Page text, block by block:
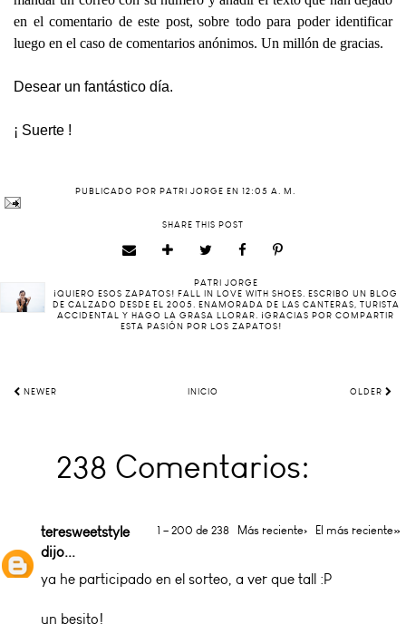
en el comentario de este post, sobre todo para poder identificar
luego en el caso de comentarios anónimos. Un millón de gracias.
Desear un fantástico día.
¡ Suerte !
PUBLICADO POR PATRI JORGE EN 12:05 A. M.
SHARE THIS POST
PATRI JORGE
¡QUIERO ESOS ZAPATOS! FALL IN LOVE WITH SHOES. ESCRIBO UN BLOG
DE CALZADO DESDE EL 2005. ENAMORADA DE LAS CANTERAS, TURISTA
ACCIDENTAL Y HAGO LA GRASA LLORAR. ¡GRACIAS POR COMPARTIR
ESTA PASIÓN POR LOS ZAPATOS!
NEWER INICIO OLDER
238 Comentarios:
1 – 200 de 238 Más reciente› El más reciente»
teresweetstyle
dijo...
ya he participado en el sorteo, a ver que tall :P
un besito!